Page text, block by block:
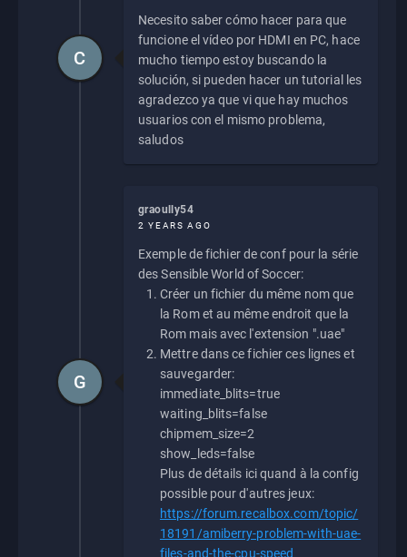
Necesito saber cómo hacer para que
funcione el vídeo por HDMI en PC, hace
mucho tiempo estoy buscando la
solución, si pueden hacer un tutorial les
agradezco ya que vi que hay muchos
usuarios con el mismo problema,
saludos
C
graoully54
2 YEARS AGO
Exemple de fichier de conf pour la série
des Sensible World of Soccer:
Créer un fichier du même nom que
la Rom et au même endroit que la
Rom mais avec l'extension ".uae"
Mettre dans ce fichier ces lignes et
sauvegarder:
immediate_blits=true
waiting_blits=false
chipmem_size=2
show_leds=false
Plus de détails ici quand à la config
possible pour d'autres jeux:
https://forum.recalbox.com/topic/
18191/amiberry-problem-with-uae-
files-and-the-cpu-speed
G